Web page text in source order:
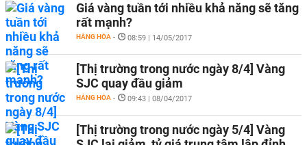
Giá vàng tuần tới nhiều khả năng sẽ tăng
rất mạnh?
HÀNG HÓA - 08:59 | 14/05/2017
[Thị trường trong nước ngày 8/4] Vàng
SJC quay đầu giảm
HÀNG HÓA - 09:43 | 08/04/2017
[Thị trường trong nước ngày 5/4] Vàng